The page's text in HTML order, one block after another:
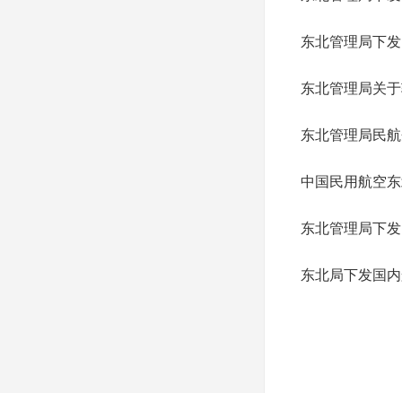
东北管理局下
东北管理局关
东北管理局民
中国民用航空
东北管理局下
东北局下发国